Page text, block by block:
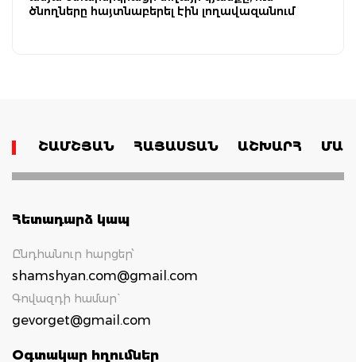
ծնողները հայտնաբերել էին լողավազանում
ՇԱՄՇՅԱՆ ՀԱՅԱՍՏԱՆ ԱՇԽԱՐՀ
Հետադարձ կապ
Ընդհանուր հարցեր՝
shamshyan.com@gmail.com
Գովազդի համար`
gevorget@gmail.com
Օգտակար հղումներ